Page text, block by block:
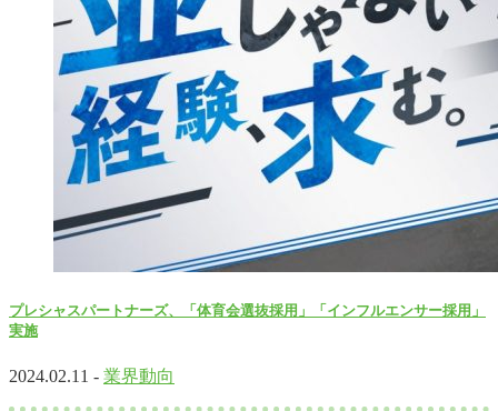
プレシャスパートナーズ、「体育会選抜採用」「インフルエンサー採用」
実施
2024.02.11 - 業界動向